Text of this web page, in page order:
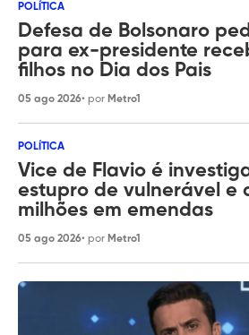
POLÍTICA
Defesa de Bolsonaro
para ex-presidente
filhos no Dia dos Pais
05 ago 2026• por Metro1
POLÍTICA
Vice de Flavio é
estupro de vulnerável e
milhões em emendas
05 ago 2026• por Metro1